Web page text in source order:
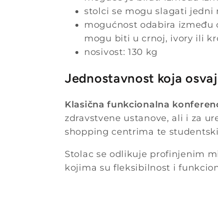
stolci se mogu slagati jedni
mogućnost odabira
mogu biti u crnoj, ivory ili
nosivost: 130 kg
Jednostavnost koja
Klasična funkcionalna
zdravstvene ustanove, ali i za
shopping centrima te
Stolac se odlikuje profinjenim
kojima su fleksibilnost i